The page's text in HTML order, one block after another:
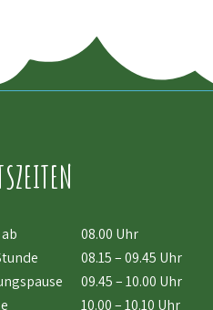
08.00 Uhr
08.15 – 09.45 Uhr
09.45 – 10.00 Uhr
10.00 – 10.10 Uhr